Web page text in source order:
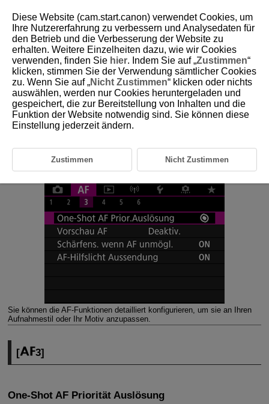
D185-129
Anpassen der AF-Funktionen
[ 3]
[ 4]
[ 6]
[ 2] (bei Movie-Aufnahmen)
Sie können die AF-Funktionen detailliert konfigurieren, um sie an Ihren
Aufnahmestil oder Ihr Motiv anzupassen.
[ 3]
One-Shot AF Priorität Auslösung
Diese Website (cam.start.canon) verwendet Cookies, um
Ihre Nutzererfahrung zu verbessern und Analysedaten für
den Betrieb und die Verbesserung der Website zu
erhalten. Weitere Einzelheiten dazu, wie wir Cookies
verwenden, finden Sie hier. Indem Sie auf „Zustimmen“
klicken, stimmen Sie der Verwendung sämtlicher Cookies
zu. Wenn Sie auf „Nicht Zustimmen“ klicken oder nichts
auswählen, werden nur Cookies heruntergeladen und
gespeichert, die zur Bereitstellung von Inhalten und die
Funktion der Website notwendig sind. Sie können diese
Einstellung jederzeit ändern.
Zustimmen Nicht Zustimmen